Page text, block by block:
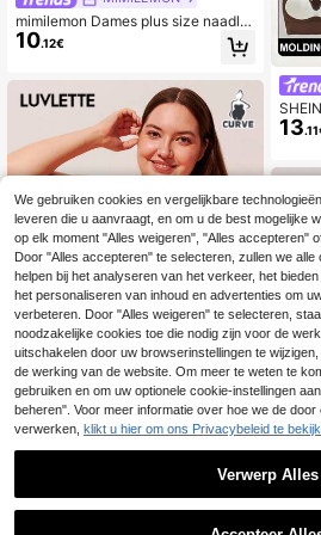
mimilemon Dames plus size naadlo
ze push-up bh met beugel, eenvou
dig ademend en liftend
10.12€
4
LUVLETTE
unge Curve Volledige Dekking Push
up & Ademende Beugel Sexy Onge
voerde Roze Kant Elegantie & Mesh
er,
13
We gebruiken cookies en vergelijkbare
leveren die u aanvraagt, en om u de best mogelijke
op elk moment "Alles weigeren", "Alles accepteren"
Door "Alles accepteren" te selecteren, zullen we alle
helpen bij het analyseren van het verkeer, het
het personaliseren van inhoud en advertenties om
verbeteren. Door "Alles weigeren" te selecteren,
noodzakelijke cookies toe die nodig zijn voor de
uitschakelen door uw browserinstellingen te
de werking van de website. Om meer te weten te
gebruiken en om uw optionele cookie-instellingen
beheren". Voor meer informatie over hoe we de
verwerken, klikt u hier om ons Privacybeleid te
Verwerp Alles